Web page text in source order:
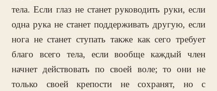
тела. Если глаз не станет руководить руки, если
одна рука не станет поддерживать другую, если
нога не станет ступать также как сего требует
благо всего тела, если вообще каждый член
начнет действовать по своей воле; то они не
только своей крепости не сохранят, но с